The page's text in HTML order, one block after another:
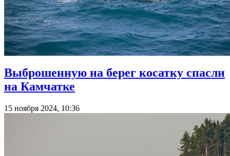
Выброшенную на берег косатку спасли
на Камчатке
15 ноября 2024, 10:36